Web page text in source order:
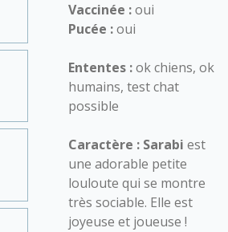
Vaccinée :oui
Pucée :oui
Ententes :ok chiens, ok
humains, test chat
possible
Caractère : Sarabi est
une adorable petite
louloute qui se montre
très sociable. Elle est
joyeuse et joueuse !